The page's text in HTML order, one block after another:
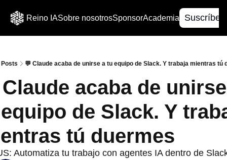
Reino IASobre nosotrosSponsorAcademia
Posts 💬 Claude acaba de unirse a tu equipo de Slack. Y trabaja mientras tú
acaba de
de Slack. Y
tú duermes
Automatiza tu trabajo con agentes IA dentro de